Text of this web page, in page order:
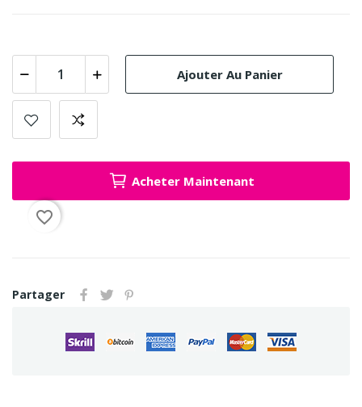
Ajouter Au Panier
Acheter Maintenant
favorite_border
Partager